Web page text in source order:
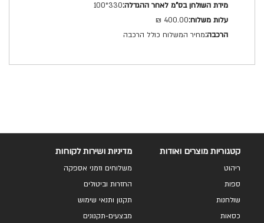
330*100
400.00 ₪
מחיר המשלוח כולל הרכבה
קטגוריות מוצרים ואודות
ריהוט
ספות
שולחנות
כסאות
מדיניות ושירות לקוחות
משלוחים וזמני אספקה
החזרות וביטולים
תקנון ותנאי שימוש
מבצעים-תקנונים